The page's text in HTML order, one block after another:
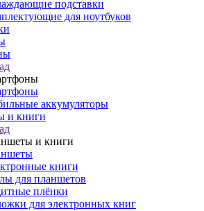
подставки
для ноутбуков
аккумуляторы
и книги
и книги
книги
для планшетов
плёнки
для электронных книг